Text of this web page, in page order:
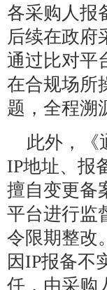
各采购人报
后续在政府
通过比对平
在合规场所
题，全程溯
此外，《
IP地址、报
擅自变更备
平台进行监
令限期整改
因IP报备不
任，由采购